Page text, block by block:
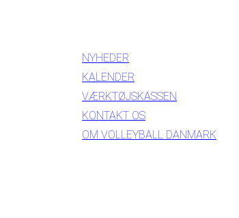
NYHEDER
KALENDER
VÆRKTØJSKASSEN
KONTAKT OS
OM VOLLEYBALL DANMARK